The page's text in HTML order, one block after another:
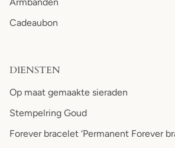
Cadeaubon
DIENSTEN
Op maat gemaakte sieraden
Stempelring Goud
Forever bracelet ‘Permanent Forever